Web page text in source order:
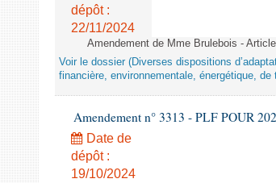
dépôt :
22/11/2024
Amendement de Mme Brulebois -
Voir le dossier (Diverses dispositions
financière, environnementale, énergétique,
Amendement n° 3313 - PLF POUR
Date de
dépôt :
19/10/2024